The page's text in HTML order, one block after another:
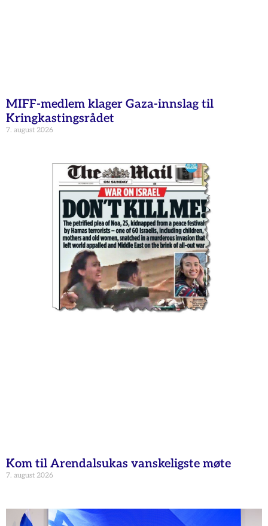
MIFF-medlem klager Gaza-innslag til
Kringkastingsrådet
7. august 2026
Kom til Arendalsukas vanskeligste møte
7. august 2026